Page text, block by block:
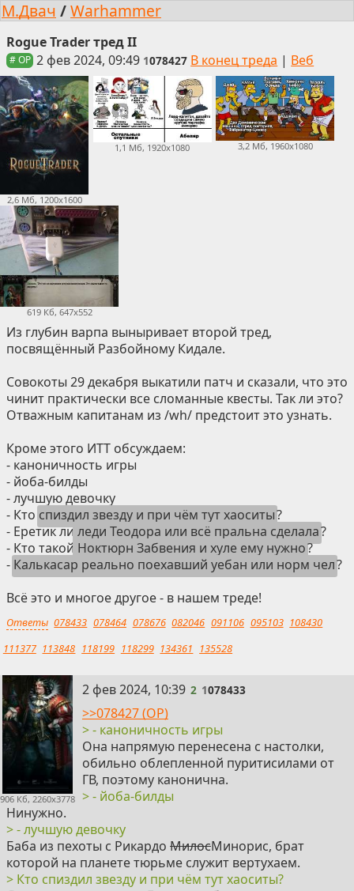
М.Двач /Warhammer
Rogue Trader тред II
# OP 2 фев 2024, 09:49 1078427 В конец треда | Веб
2,6 Мб, 1200x1600
1,1 Мб, 1920x1080 3,2 Мб, 1960x1080
619 Кб, 647x552
Из глубин варпа выныривает второй тред,
посвящённый Разбойному Кидале.
Совокоты 29 декабря выкатили патч и сказали, что это
чинит практически все сломанные квесты. Так ли это?
Отважным капитанам из /wh/ предстоит это узнать.
Кроме этого ИТТ обсуждаем:
- каноничность игры
- йоба-билды
- лучшую девочку
- Кто спиздил звезду и при чём тут хаоситы?
- Еретик ли леди Теодора или всё пральна сделала?
- Кто такой Ноктюрн Забвения и хуле ему нужно?
- Калькасар реально поехавший уебан или норм чел?
Всё это и многое другое - в нашем треде!
Ответы 078433 078464 078676 082046 091106 095103 108430
111377 113848 118199 118299 134361 135528
906 Кб, 2260x3778
2
2 фев 2024, 10:39 2 1078433
>>078427 (OP)
> - каноничность игры
Она напрямую перенесена с настолки,
обильно облепленной пуритисилами от
ГВ, поэтому канонична.
> - йоба-билды
Нинужно.
> - лучшую девочку
Баба из пехоты с Рикардо МилосМинорис, брат
которой на планете тюрьме служит вертухаем.
> Кто спиздил звезду и при чём тут хаоситы?